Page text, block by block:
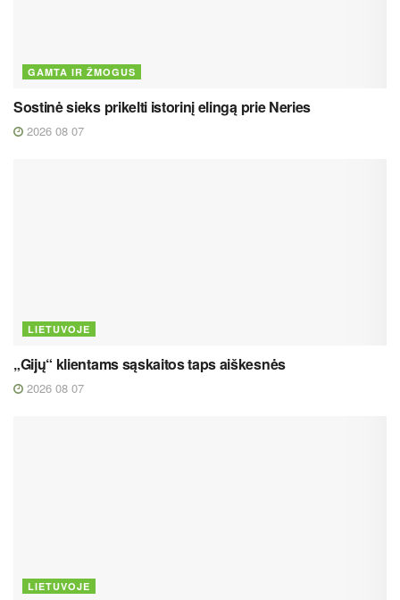
GAMTA IR ŽMOGUS
Sostinė sieks prikelti istorinį elingą prie Neries
2026 08 07
LIETUVOJE
„Gijų“ klientams sąskaitos taps aiškesnės
2026 08 07
LIETUVOJE